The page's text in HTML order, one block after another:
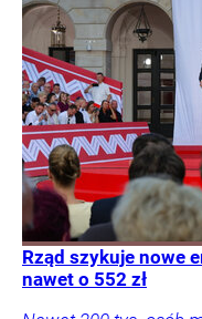
Rząd szykuje nowe
nawet o 552 zł